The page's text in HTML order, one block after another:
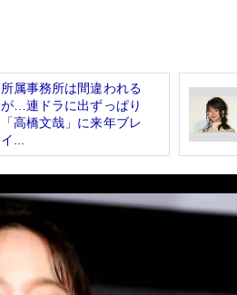
所属事務所は間違われる
が…連ドラに出ずっぱり
「高橋文哉」に来年ブレ
イ...